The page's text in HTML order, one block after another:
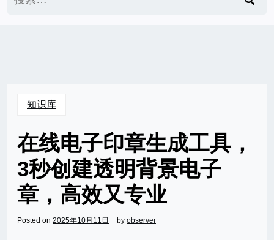
索：
知识库
在线电子印章生成工具，
3秒创建透明背景电子
章，高效又专业
Posted on 2025年10月11日 by observer